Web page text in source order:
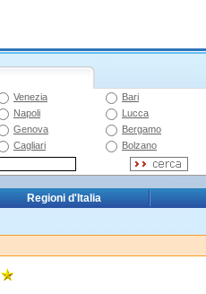
Venezia
Bari
Napoli
Lucca
Genova
Bergamo
Cagliari
Bolzano
Regioni d'Italia